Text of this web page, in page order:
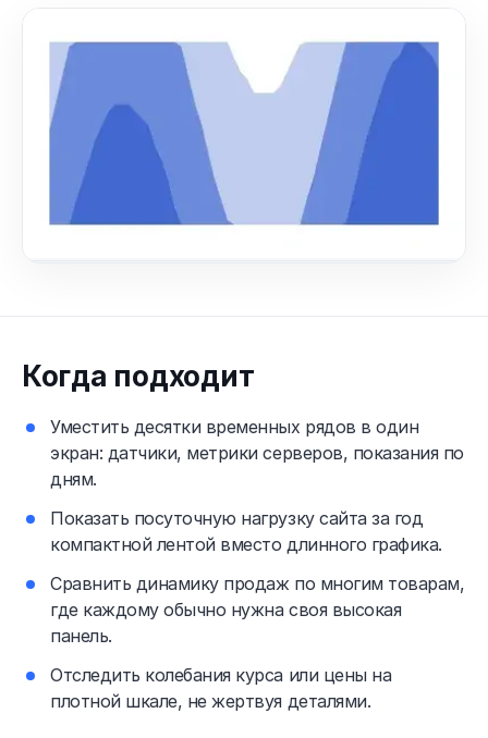
Когда подходит
Уместить десятки временных рядов в один
экран: датчики, метрики серверов, показания по
дням.
Показать посуточную нагрузку сайта за год
компактной лентой вместо длинного графика.
Сравнить динамику продаж по многим товарам,
где каждому обычно нужна своя высокая
панель.
Отследить колебания курса или цены на
плотной шкале, не жертвуя деталями.